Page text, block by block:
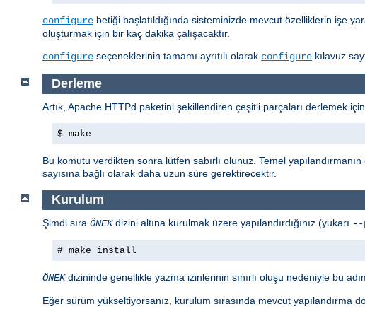
configure betiği başlatıldığında sisteminizde mevcut özelliklerin işe
oluşturmak için bir kaç dakika çalışacaktır.
configure seçeneklerinin tamamı ayrıtılı olarak configure kılavuz
Derleme
Artık, Apache HTTPd paketini şekillendiren çeşitli parçaları derlemek
$ make
Bu komutu verdikten sonra lütfen sabırlı olunuz. Temel
sayısına bağlı olarak daha uzun süre gerektirecektir.
Kurulum
Şimdi sıra ÖNEKdizini altına kurulmak üzere yapılandırdığınız (yukarı --
# make install
ÖNEKdizininde genellikle yazma izinlerinin sınırlı oluşu nedeniyle bu
Eğer sürüm yükseltiyorsanız, kurulum sırasında mevcut yapılandırma